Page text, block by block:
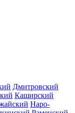
Дмитровский
Каширский
Наро-